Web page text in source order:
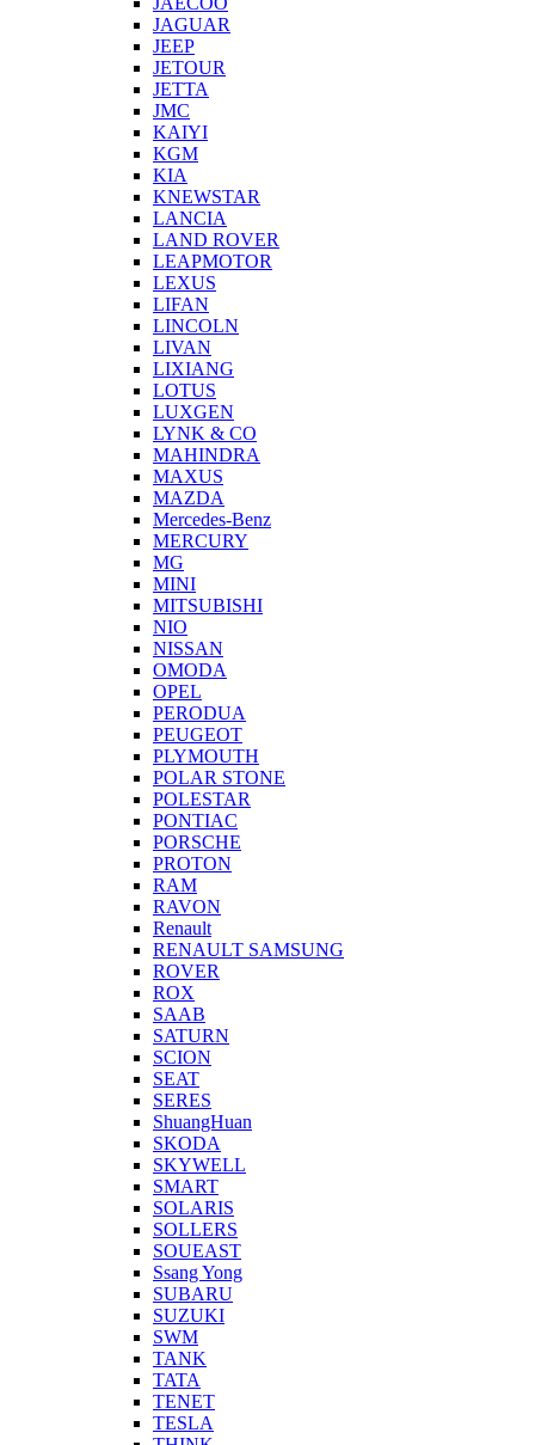
JAGUAR
JEEP
JETOUR
JETTA
JMC
KAIYI
KGM
KIA
KNEWSTAR
LANCIA
LAND ROVER
LEAPMOTOR
LEXUS
LIFAN
LINCOLN
LIVAN
LIXIANG
LOTUS
LUXGEN
LYNK & CO
MAHINDRA
MAXUS
MAZDA
Mercedes-Benz
MERCURY
MG
MINI
MITSUBISHI
NIO
NISSAN
OMODA
OPEL
PERODUA
PEUGEOT
PLYMOUTH
POLAR STONE
POLESTAR
PONTIAC
PORSCHE
PROTON
RAM
RAVON
Renault
RENAULT SAMSUNG
ROVER
ROX
SAAB
SATURN
SCION
SEAT
SERES
ShuangHuan
SKODA
SKYWELL
SMART
SOLARIS
SOLLERS
SOUEAST
Ssang Yong
SUBARU
SUZUKI
SWM
TANK
TATA
TENET
TESLA